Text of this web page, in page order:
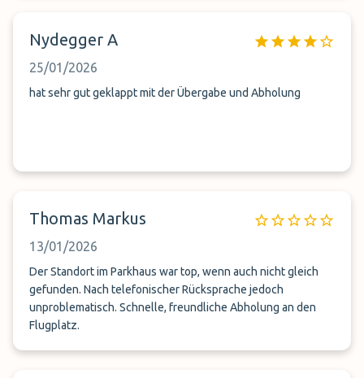
Nydegger A
25/01/2026
hat sehr gut geklappt mit der Übergabe und Abholung
Thomas Markus
13/01/2026
Der Standort im Parkhaus war top, wenn auch nicht gleich
gefunden. Nach telefonischer Rücksprache jedoch
unproblematisch. Schnelle, freundliche Abholung an den
Flugplatz.